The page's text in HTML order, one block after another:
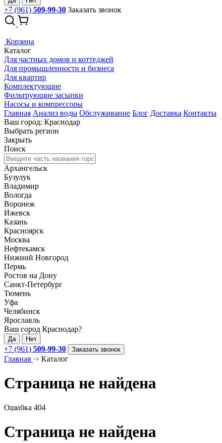
+7 (961) 509-99-30 Заказать звонок
Корзина
Каталог
Для частных домов и коттеджей
Для промышленности и бизнеса
Для квартир
Комплектующие
Фильтрующие засыпки
Насосы и компрессоры
Главная Анализ воды Обслуживание Блог Доставка Контакты
Ваш город: Краснодар
Выбрать регион
Закрыть
Поиск
Архангельск
Бузулук
Владимир
Вологда
Воронеж
Ижевск
Казань
Красноярск
Москва
Нефтекамск
Нижний Новгород
Пермь
Ростов на Дону
Санкт-Петербург
Тюмень
Уфа
Челябинск
Ярославль
Ваш город Краснодар?
Да Нет
+7 (961) 509-99-30 Заказать звонок
Главная Каталог
Страница не найдена
Ошибка 404
Страница не найдена